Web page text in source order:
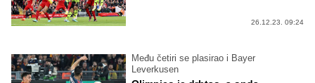
26.12.23. 09:24
Među četiri se plasirao i Bayer
Leverkusen